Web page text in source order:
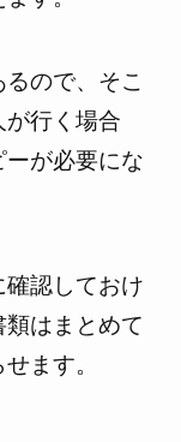
ので、そこ
行く場合
が必要にな
確認しておけ
はまとめて
ます。